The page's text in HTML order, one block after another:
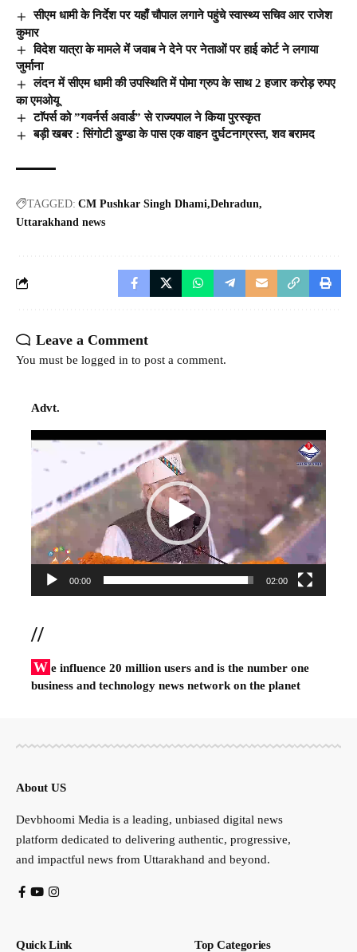
सीएम धामी के निर्देश पर यहाँ चौपाल लगाने पहुंचे स्वास्थ्य सचिव आर राजेश
कुमार
विदेश यात्रा के मामले में जवाब ने देने पर नेताओं पर हाई कोर्ट ने लगाया
जुर्माना
लंदन में सीएम धामी की उपस्थिति में पोमा ग्रुप के साथ 2 हजार करोड़ रुपए
का एमओयू
टाॅपर्स को ”गवर्नर्स अवार्ड” से राज्यपाल ने किया पुरस्कृत
बड़ी खबर : सिंगोटी डुण्डा के पास एक वाहन दुर्घटनाग्रस्त, शव बरामद
TAGGED: CM Pushkar Singh Dhami Dehradun
Uttarakhand news
Leave a Comment
You must be logged in to post a comment.
Advt.
Video
00:00 02:00
//
W e influence 20 million users and is the number one
business and technology news network on the planet
About US
Devbhoomi Media is a leading, unbiased digital news
platform dedicated to delivering authentic, progressive,
and impactful news from Uttarakhand and beyond.
Quick Link Top Categories